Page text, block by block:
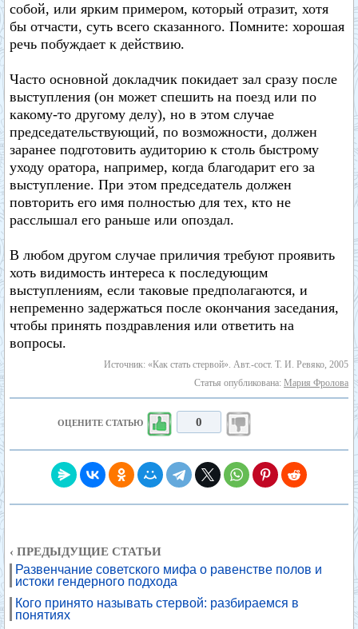
собой, или ярким примером, который отразит, хотя
бы отчасти, суть всего сказанного. Помните: хорошая
речь побуждает к действию.
Часто основной докладчик покидает зал сразу после
выступления (он может спешить на поезд или по
какому-то другому делу), но в этом случае
председательствующий, по возможности, должен
заранее подготовить аудиторию к столь быстрому
уходу оратора, например, когда благодарит его за
выступление. При этом председатель должен
повторить его имя полностью для тех, кто не
расслышал его раньше или опоздал.
В любом другом случае приличия требуют проявить
хоть видимость интереса к последующим
выступлениям, если таковые предполагаются, и
непременно задержаться после окончания заседания,
чтобы принять поздравления или ответить на
вопросы.
Источник: «Как стать стервой». Авт.-сост. Т. И. Ревяко, 2005
Статья опубликована: Мария Фролова
ОЦЕНИТЕ СТАТЬЮ 0
‹ ПРЕДЫДУЩИЕ СТАТЬИ
Развенчание советского мифа о равенстве полов и
истоки гендерного подхода
Кого принято называть стервой: разбираемся в
понятиях